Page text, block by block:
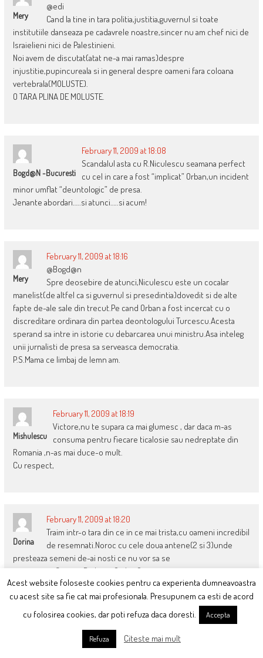
Mery
@edi
Cand la tine in tara politia,justitia,guvernul si toate
institutiile danseaza pe cadavrele noastre,sincer nu am chef nici de
Israielieni nici de Palestinieni.
Noi avem de discutat(atat ne-a mai ramas)despre
injustitie,pupincureala si in general despre oameni fara coloana
vertebrala(MOLUSTE).
O TARA PLINA DE MOLUSTE.
Bogd@n -Bucuresti
February 11, 2009 at 18:08
Scandalul asta cu R.Niculescu seamana perfect
cu cel in care a fost “implicat” Orban,un incident
minor umflat “deuntologic” de presa.
Jenante abordari…..si atunci…..si acum!
Mery
February 11, 2009 at 18:16
@Bogd@n
Spre deosebire de atunci,Niculescu este un cocalar
manelist(de altfel ca si guvernul si presedintia)dovedit si de alte
fapte de-ale sale din trecut.Pe cand Orban a fost incercat cu o
discreditare ordinara din partea deontologului Turcescu.Acesta
sperand sa intre in istorie cu debarcarea unui ministru.Asa inteleg
unii jurnalisti de presa sa serveasca democratia.
P.S.Mama ce limbaj de lemn am.
Mishulescu
February 11, 2009 at 18:19
Victore,nu te supara ca mai glumesc , dar daca m-as
consuma pentru fiecare ticalosie sau nedreptate din
Romania ,n-as mai duce-o mult.
Cu respect,
Dorina
February 11, 2009 at 18:20
Traim intr-o tara din ce in ce mai trista,cu oameni incredibil
de resemnati.Noroc cu cele doua antene(2 si 3)unde
presteaza semeni de-ai nosti ce nu vor sa se
resemneze:Ciutacu,Badea si Gadea.Oameni care incearca sa ne
deschida ochii.Sa ne trezeasca din lancezeala ce ne-a
cuprins,parca, pe toti.Desteapta-te,romane,cat nu e prea tarziu!
February 11, 2009 at 18:21
Acest website foloseste cookies pentru ca experienta dumneavoastra
cu acest site sa fie cat mai profesionala. Presupunem ca esti de acord
cu folosirea cookies, dar poti refuza daca doresti.
Accepta
Refuza Citeste mai mult